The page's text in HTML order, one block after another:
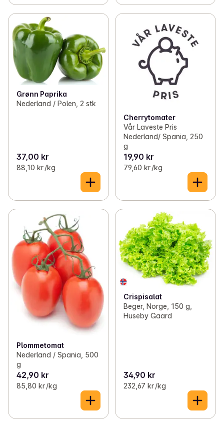
Grønn Paprika
Nederland / Polen, 2 stk
37,00 kr
88,10 kr /kg
Cherrytomater
Vår Laveste Pris
Nederland/ Spania, 250
g
19,90 kr
79,60 kr /kg
Plommetomat
Nederland / Spania, 500
g
42,90 kr
85,80 kr /kg
Crispisalat
Beger, Norge, 150 g,
Huseby Gaard
34,90 kr
232,67 kr /kg